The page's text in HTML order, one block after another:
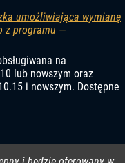
umożliwiająca wymianę
z programu —
na
lub nowszym oraz
i nowszym. Dostępne